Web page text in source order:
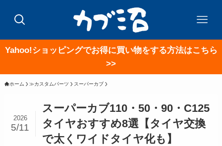
Yahoo!ショッピングでお得に買い物をする方法はこちら
>>
ホーム ≫カスタムパーツ スーパーカブ
スーパーカブ110・50・90・C125
タイヤおすすめ8選【タイヤ交換
で太くワイドタイヤ化も】
2026
5/11